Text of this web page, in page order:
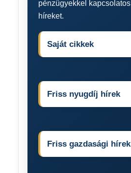
pénzügyekkel kapcsolatos
híreket.
Saját cikkek
Friss nyugdíj hírek
Friss gazdasági hírek